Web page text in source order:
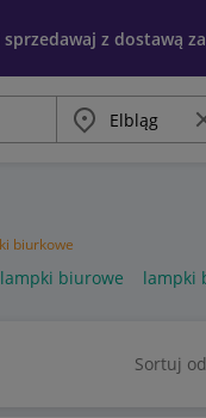
z dostawą za
Miasto
biurkowe
lampki biurowe lampki
Sortuj